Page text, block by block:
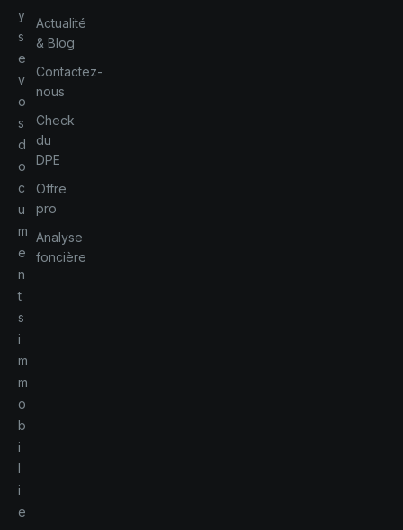
y
s
e
v
o
s
d
o
c
u
m
e
n
t
s
i
m
m
o
b
i
l
i
e
Actualité
& Blog
Contactez-
nous
Check
du
DPE
Offre
pro
Analyse
foncière